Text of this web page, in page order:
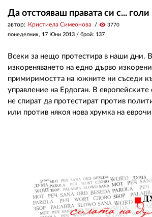
Да отстояваш правата си с... голи
автор: Кристиела Симеонова visibility 3770
понеделник, 17 Юни 2013 / брой: 137
Всеки за нещо протестира в наши дни.
изкореняването на едно дърво
примиримостта на южните ни съседи
управление на Ердоган. В европейските
не спират да протестират против
или против някоя нова хрумка на